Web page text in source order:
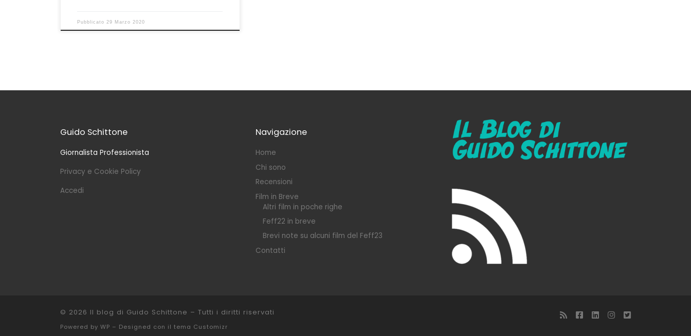
Pubblicato 29 Marzo 2020
Guido Schittone
Giornalista Professionista
Privacy e Cookie Policy
Accedi
Navigazione
Home
Chi sono
Recensioni
Film in Breve
Altri film in poche righe
Feff22 in breve
Brevi note su alcuni film del Feff23
Contatti
© 2026 Il blog di Guido Schittone – Tutti i diritti riservati
Powered by WP – Designed con il tema Customizr